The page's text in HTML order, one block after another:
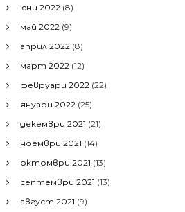
юни 2022 (8)
май 2022 (9)
април 2022 (8)
март 2022 (12)
февруари 2022 (22)
януари 2022 (25)
декември 2021 (21)
ноември 2021 (14)
октомври 2021 (13)
септември 2021 (13)
август 2021 (9)